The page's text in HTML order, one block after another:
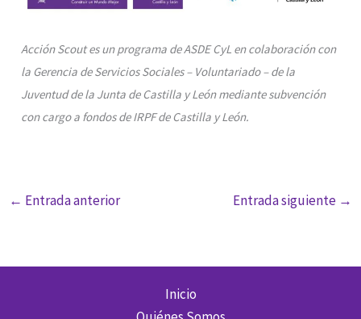
Acción Scout es un programa de ASDE CyL en colaboración con
la Gerencia de Servicios Sociales – Voluntariado – de la
Juventud de la Junta de Castilla y León mediante subvención
con cargo a fondos de IRPF de Castilla y León.
← Entrada anterior Entrada siguiente →
Inicio